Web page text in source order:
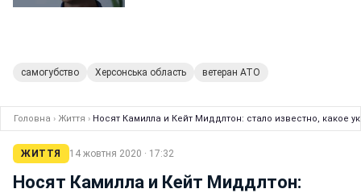
самогубство Херсонська область ветеран АТО
Головна › Життя › Носят Камилла и Кейт Миддлтон: стало известно, какое
ЖИТТЯ 14 жовтня 2020 · 17:32
Носят Камилла и Кейт Миддлтон: